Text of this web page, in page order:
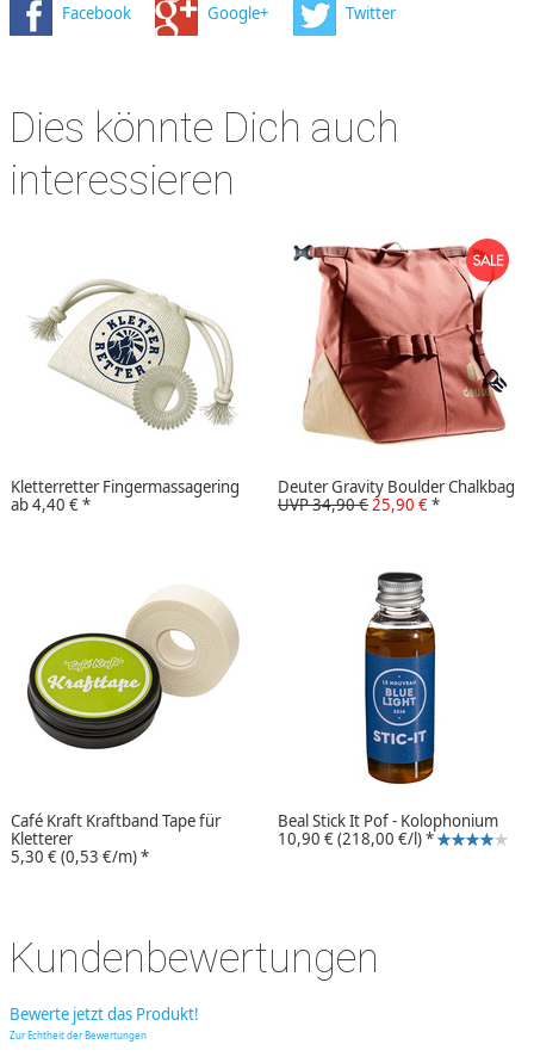
Facebook Google+ Twitter
Dies könnte Dich auch
interessieren
Kletterretter Fingermassagering
ab4,40 €*
Deuter Gravity Boulder Chalkbag
UVP 34,90 € 25,90 €*
Café Kraft Kraftband Tape für
Kletterer
5,30 €(0,53 €/m)*
Beal Stick It Pof - Kolophonium
10,90 €(218,00 €/l)*
Kundenbewertungen
Bewerte jetzt das Produkt!
Zur Echtheit der Bewertungen